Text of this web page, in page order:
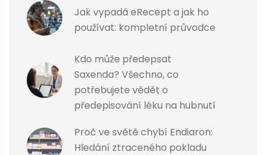
Jak vypadá eRecept a jak ho
používat: kompletní průvodce
Kdo může předepsat
Saxenda? Všechno, co
potřebujete vědět o
předepisování léku na hubnutí
Proč ve světě chybí Endiaron:
Hledání ztraceného pokladu